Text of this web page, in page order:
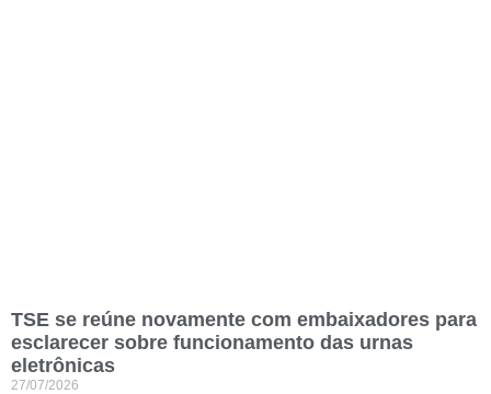
TSE se reúne novamente com embaixadores para
esclarecer sobre funcionamento das urnas
eletrônicas
27/07/2026